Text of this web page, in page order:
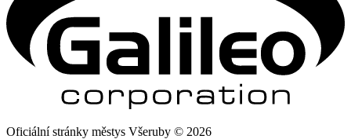
Oficiální stránky městys Všeruby © 2026